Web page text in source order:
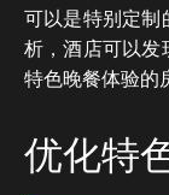
可以是特别定制
析，酒店可以发
特色晚餐体验的
优化特